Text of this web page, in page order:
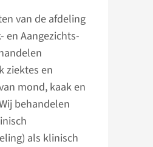
van de afdeling
en Aangezichts­
ziektes en
mond, kaak en
behandelen
als klinisch